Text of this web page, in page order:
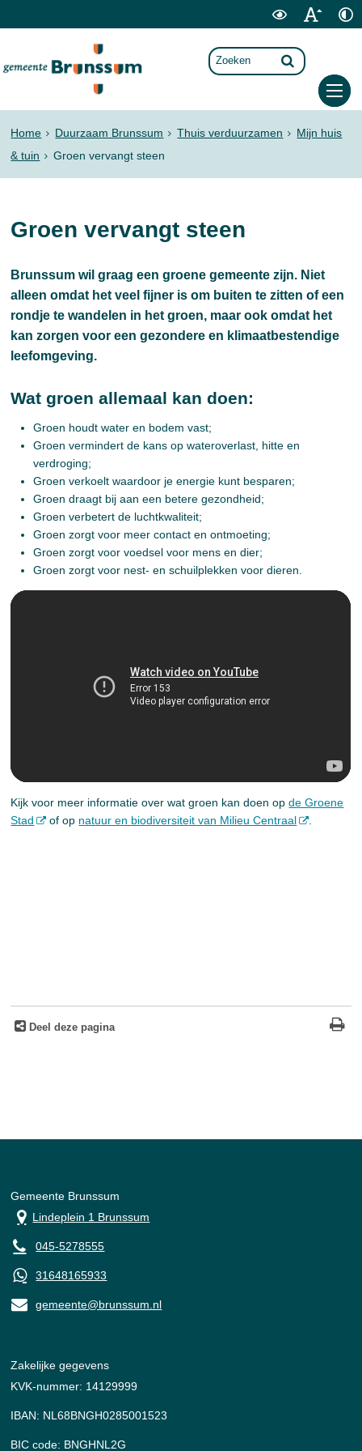
Home Duurzaam Brunssum Thuis verduurzamen
Mijn huis
& tuin
Groen vervangt steen
Groen vervangt steen
Brunssum wil graag een groene gemeente zijn. Niet
alleen omdat het veel fijner is om buiten te zitten of een
rondje te wandelen in het groen, maar ook omdat het
kan zorgen voor een gezondere en klimaatbestendige
leefomgeving.
Wat groen allemaal kan doen:
Groen houdt water en bodem vast;
Groen vermindert de kans op wateroverlast, hitte en
verdroging;
Groen verkoelt waardoor je energie kunt besparen;
Groen draagt bij aan een betere gezondheid;
Groen verbetert de luchtkwaliteit;
Groen zorgt voor meer contact en ontmoeting;
Groen zorgt voor voedsel voor mens en dier;
Groen zorgt voor nest- en schuilplekken voor dieren.
Kijk voor meer informatie over wat groen kan doen opde Groene
Stad
of op natuur en biodiversiteit van Milieu Centraal
Deel deze pagina
Gemeente Brunssum
Lindeplein 1 Brunssum
045-5278555
31648165933
gemeente@brunssum.nl
Zakelijke gegevens
KVK-nummer: 14129999
IBAN: NL68BNGH0285001523
BIC code: BNGHNL2G